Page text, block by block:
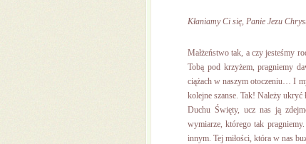
Kłaniamy Ci się, Panie Jezu
Małżeństwo tak, a czy jesteśmy
Tobą pod krzyżem, pragniemy
ciążach w naszym otoczeniu… I
kolejne szanse. Tak! Należy ukryć
Duchu Święty, ucz nas ją
wymiarze, którego tak
innym. Tej miłości, która w nas